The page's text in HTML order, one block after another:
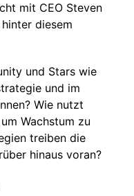
mit CEO Steven
diesem
und Stars wie
und im
Wie nutzt
Wachstum zu
treiben die
hinaus voran?